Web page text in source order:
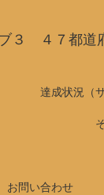
３ ４７都道
達成状況（
お問い合わせ